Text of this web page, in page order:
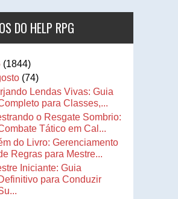
DO HELP RPG
(1844)
(74)
Lendas Vivas: Guia
para Classes,...
o Resgate Sombrio:
Tático em Cal...
do Livro: Gerenciamento
Regras para Mestre...
Iniciante: Guia
para Conduzir